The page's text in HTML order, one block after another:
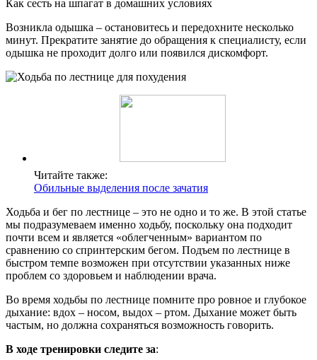
Как сесть на шпагат в домашних условиях
Возникла одышка – остановитесь и передохните несколько
минут. Прекратите занятие до обращения к специалисту, если
одышка не проходит долго или появился дискомфорт.
Читайте также:
Обильные выделения после зачатия
Ходьба и бег по лестнице ‒ это не одно и то же. В этой статье
мы подразумеваем именно ходьбу, поскольку она подходит
почти всем и является «облегченным» вариантом по
сравнению со спринтерским бегом. Подъем по лестнице в
быстром темпе возможен при отсутствии указанных ниже
проблем со здоровьем и наблюдении врача.
Во время ходьбы по лестнице помните про ровное и глубокое
дыхание: вдох – носом, выдох ‒ ртом. Дыхание может быть
частым, но должна сохраняться возможность говорить.
В ходе тренировки следите за: